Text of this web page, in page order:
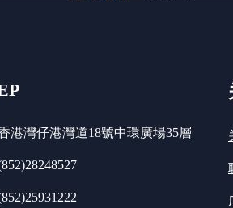
港灣仔港灣道18號中環廣場35層